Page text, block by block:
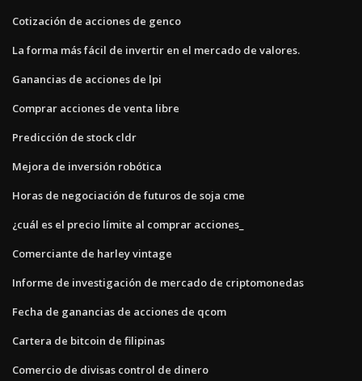
Cotización de acciones de genco
La forma más fácil de invertir en el mercado de valores.
Ganancias de acciones de lpi
Comprar acciones de venta libre
Predicción de stock cldr
Mejora de inversión robótica
Horas de negociación de futuros de soja cme
¿cuál es el precio límite al comprar acciones_
Comerciante de harley vintage
Informe de investigación de mercado de criptomonedas
Fecha de ganancias de acciones de qcom
Cartera de bitcoin de filipinas
Comercio de divisas control de dinero